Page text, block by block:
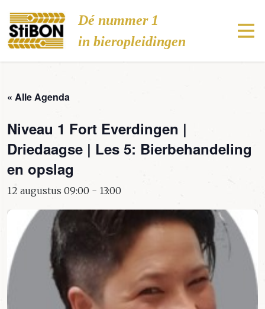
Stibon
Dé nummer 1
in bieropleidingen
« Alle Agenda
Niveau 1 Fort Everdingen |
Driedaagse | Les 5: Bierbehandeling
en opslag
12 augustus 09:00 - 13:00